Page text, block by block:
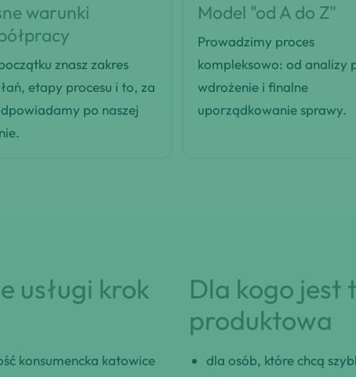
warunki
znasz zakres
etapy procesu i to, za
po naszej
Model "od A do Z"
Prowadzimy proces
kompleksowo: od analizy
wdrożenie i finalne
uporządkowanie sprawy.
usługi krok
konsumencka katowice
Dla kogo jest
produktowa
dla osób, które chcą